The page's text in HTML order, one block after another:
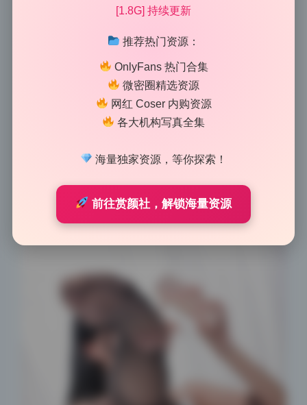
度的黄，反而带一点淡淡的橙粉调，像是午后斜阳洒在
皮肤上的感觉。肤色处理得很自然，没有死白也没有发
灰，保留了一些日常里的真实质感，尤其是脸颊和锁骨
之间的过渡，柔和得刚刚好。饱和度没有拉满，而是留
了一点呼吸感，让画面看起来干净又舒服。这种调色思
路特别适合少女写真，既放大了人物的柔美，又没有丢
确实是一大亮点，从第一张图就能感受到那股温柔又不
[1.8G] 持续更新
推荐热门资源：
OnlyFans 热门合集
微密圈精选资源
网红 Coser 内购资源
各大机构写真全集
海量独家资源，等你探索！
前往赏颜社，解锁海量资源